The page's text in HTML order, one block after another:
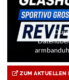
ZUM AKTUELLEN